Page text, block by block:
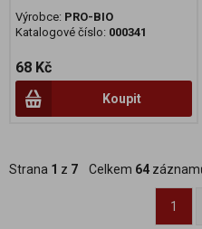
Výrobce: PRO-BIO
Katalogové číslo: 000341
68 Kč
Koupit
Strana 1 z 7 Celkem 64
1